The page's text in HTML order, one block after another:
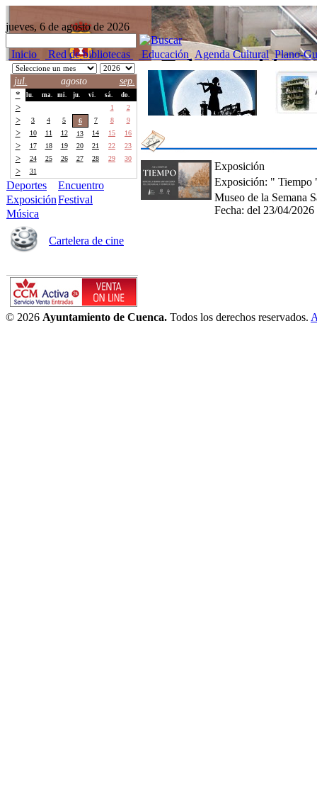
jueves, 6 de agosto de 2026
Inicio Red de bibliotecas Educación Agenda Cultural Plano-
jul. agosto
sep.
*
lu. ma. mi. ju. vi. sá. do.
> 1 2
> 3 4 5 6 7 8 9
> 10 11 12 13 14 15 16
> 17 18 19 20 21 22 23
> 24 25 26 27 28 29 30
> 31
Deportes
Encuentro
ExposiciónFestival
Música
Cartelera de cine
Exposición
Exposición: " Tiempo
Museo de la Semana
Fecha: del 23/04/
© 2026 Ayuntamiento de Cuenca. Todos los derechos reservados.